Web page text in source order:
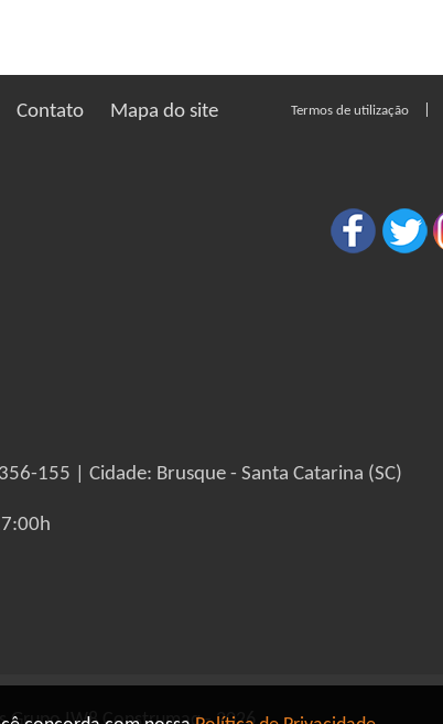
Contato Mapa do site Termos de utilização
155 | Cidade: Brusque - Santa Catarina (SC)